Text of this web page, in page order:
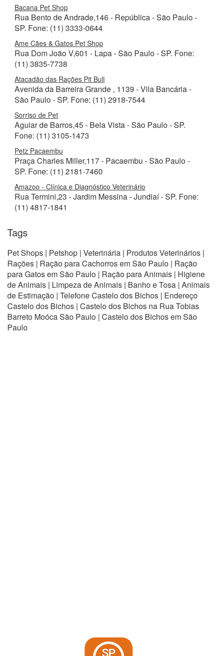
Bacana Pet Shop
Rua Bento de Andrade,146 - República - São Paulo -
SP. Fone: (11) 3333-0644
Ame Cães & Gatos Pet Shop
Rua Dom João V,601 - Lapa - São Paulo - SP. Fone:
(11) 3835-7738
Atacadão das Rações Pit Bull
Avenida da Barreira Grande , 1139 - Vila Bancária -
São Paulo - SP. Fone: (11) 2918-7544
Sorriso de Pet
Aguiar de Barros,45 - Bela Vista - São Paulo - SP.
Fone: (11) 3105-1473
Petz Pacaembu
Praça Charles Miller,117 - Pacaembu - São Paulo -
SP. Fone: (11) 2181-7460
Amazoo - Clínica e Diagnóstico Veterinário
Rua Termini,23 - Jardim Messina - Jundiaí - SP. Fone:
(11) 4817-1841
Tags
Pet Shops | Petshop | Veterinária | Produtos Veterinários |
Rações | Ração para Cachorros em São Paulo | Ração
para Gatos em São Paulo | Ração para Animais | Higiene
de Animais | Limpeza de Animais | Banho e Tosa | Animais
de Estimação | Telefone Castelo dos Bichos | Endereço
Castelo dos Bichos | Castelo dos Bichos na Rua Tobias
Barreto Moóca São Paulo | Castelo dos Bichos em São
Paulo